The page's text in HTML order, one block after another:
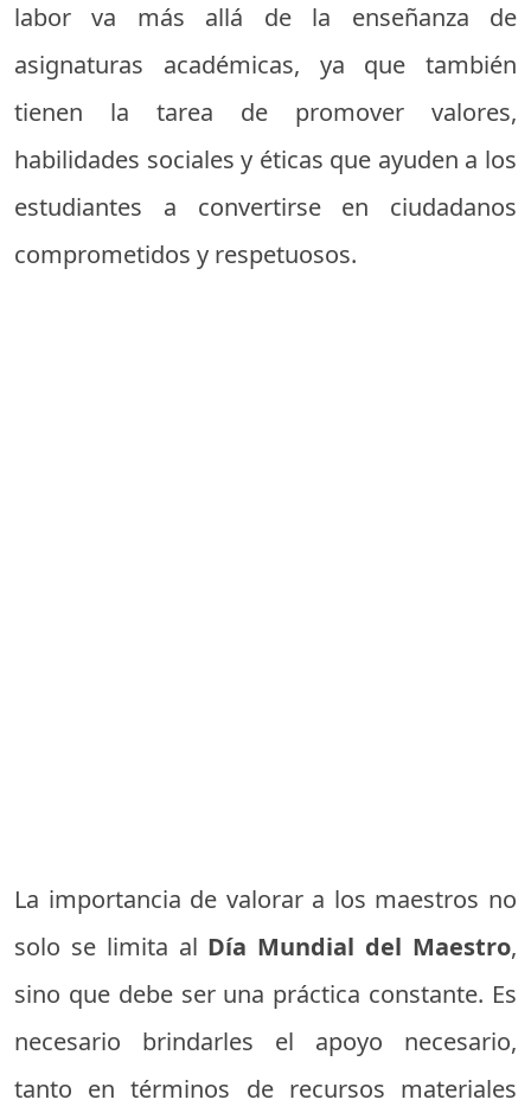
labor va más allá de la enseñanza de
asignaturas académicas, ya que también
tienen la tarea de promover valores,
habilidades sociales y éticas que ayuden a los
estudiantes a convertirse en ciudadanos
comprometidos y respetuosos.
La importancia de valorar a los maestros no
solo se limita al Día Mundial del Maestro,
sino que debe ser una práctica constante. Es
necesario brindarles el apoyo necesario,
tanto en términos de recursos materiales